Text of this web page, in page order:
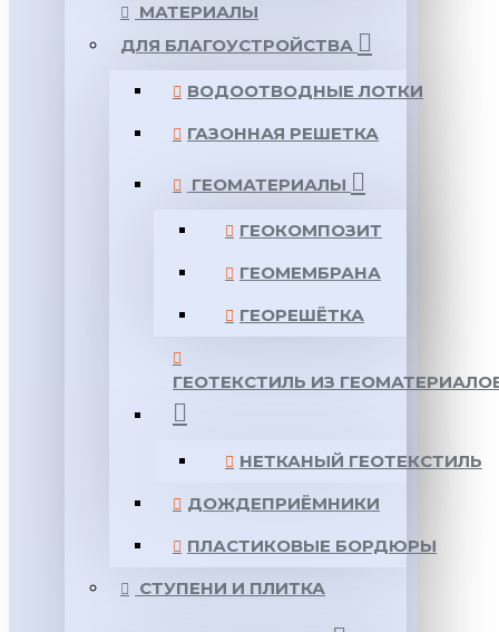
МАТЕРИАЛЫ
ДЛЯ БЛАГОУСТРОЙСТВА
ВОДООТВОДНЫЕ ЛОТКИ
ГАЗОННАЯ РЕШЕТКА
ГЕОМАТЕРИАЛЫ
ГЕОКОМПОЗИТ
ГЕОМЕМБРАНА
ГЕОРЕШЁТКА
ГЕОТЕКСТИЛЬ ИЗ
НЕТКАНЫЙ ГЕОТЕКСТИЛЬ
ДОЖДЕПРИЁМНИКИ
ПЛАСТИКОВЫЕ БОРДЮРЫ
СТУПЕНИ И ПЛИТКА